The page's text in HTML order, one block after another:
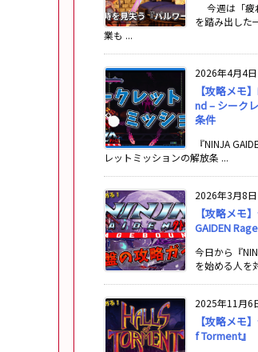
今週は「疲
を踏み出した
業も ...
2026年4月4日
【攻略メモ
nd – シーク
条件
『NINJA
レットミッションの解放条 ...
2026年3月8日
【攻略メモ
GAIDEN
今日から『
を始める人を
2025年11月6
【攻略メモ
f Torment』